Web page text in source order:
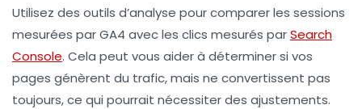
Utilisez des outils d’analyse pour comparer les sessions
mesurées par GA4 avec les clics mesurés parSearch
Console. Cela peut vous aider à déterminer si vos
pages génèrent du trafic, mais ne convertissent pas
toujours, ce qui pourrait nécessiter des ajustements.